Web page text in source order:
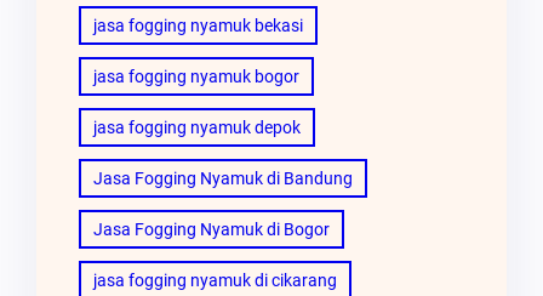
jasa fogging nyamuk bekasi
jasa fogging nyamuk bogor
jasa fogging nyamuk depok
Jasa Fogging Nyamuk di Bandung
Jasa Fogging Nyamuk di Bogor
jasa fogging nyamuk di cikarang